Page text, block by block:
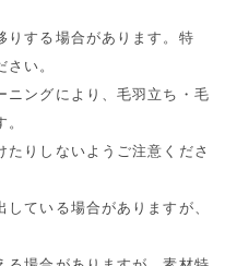
りする場合があります。特
い。
ニングにより、毛羽立ち・毛
たりしないようご注意くださ
ている場合がありますが、